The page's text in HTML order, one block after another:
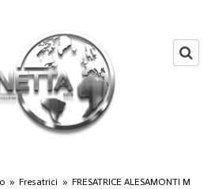
» Fresatrici » FRESATRICE ALESAMONTI M